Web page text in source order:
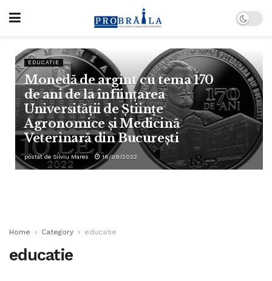
EDUCATIE
Monedă de argint cu tema 170
de ani de la înființarea
Universității de Științe
Agronomice și Medicină
Veterinară din București
postat de Silviu Mares 16/09/2022
Home Category educatie
educatie